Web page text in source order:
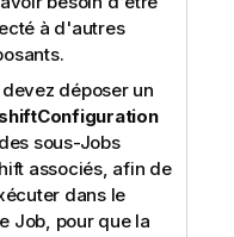
à d'autres
déposer un
sous-Jobs
associés, afin de
dans le
Job, pour que la